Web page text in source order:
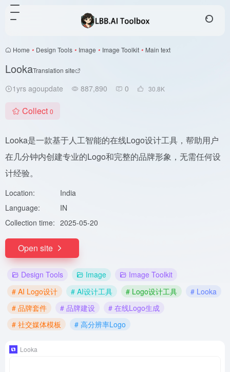
Home • Design Tools • Image • Image Toolkit • Main text
LookaTranslation site
1yrs agoupdate 887,890 0 30.8K
Collect 0
Looka是一款基于人工智能的在线Logo设计工具，帮助用户
在几分钟内创建专业的Logo和完整的品牌形象，无需任何设
计经验。
Location:
India
Language:
IN
Collection time: 2025-05-20
Open site
Design Tools Image
Image Toolkit
# AI Logo设计
# AI设计工具 # Logo设计工具
# Looka
# 品牌套件
# 品牌建设
# 在线Logo生成
# 社交媒体模板
# 高分辨率Logo
Looka